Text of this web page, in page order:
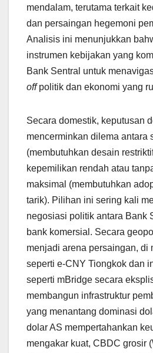
mendalam, terutama terkait
dan persaingan hegemoni
Analisis ini menunjukkan
instrumen kebijakan yang
Bank Sentral untuk
offpolitik dan ekonomi yang
Secara domestik, keputusan
mencerminkan dilema antara
(membutuhkan desain
kepemilikan rendah atau
maksimal (membutuhkan
tarik). Pilihan ini sering kali
negosiasi politik antara Bank
bank komersial. Secara
menjadi arena persaingan, di
seperti e-CNY Tiongkok dan
seperti mBridge secara
membangun infrastruktur
yang menantang dominasi
dolar AS mempertahankan
mengakar kuat, CBDC grosir